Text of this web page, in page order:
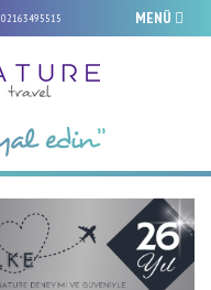
02163495515 MENÜ